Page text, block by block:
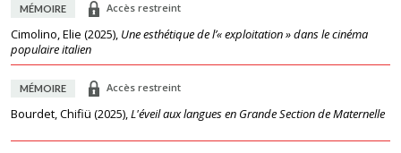
MÉMOIRE Accès restreint
Cimolino, Elie (2025), Une esthétique de l’« exploitation » dans le cinéma
populaire italien
MÉMOIRE Accès restreint
Bourdet, Chifiü (2025),L'éveil aux langues en Grande Section de Maternelle